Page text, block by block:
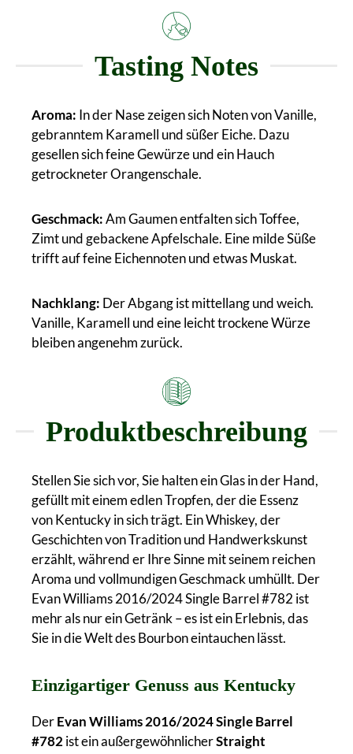
Tasting Notes
Aroma: In der Nase zeigen sich Noten von Vanille,
gebranntem Karamell und süßer Eiche. Dazu
gesellen sich feine Gewürze und ein Hauch
getrockneter Orangenschale.
Geschmack:Am Gaumen entfalten sich Toffee,
Zimt und gebackene Apfelschale. Eine milde Süße
trifft auf feine Eichennoten und etwas Muskat.
Nachklang: Der Abgang ist mittellang und weich.
Vanille, Karamell und eine leicht trockene Würze
bleiben angenehm zurück.
Produktbeschreibung
Stellen Sie sich vor, Sie halten ein Glas in der Hand,
gefüllt mit einem edlen Tropfen, der die Essenz
von Kentucky in sich trägt. Ein Whiskey, der
Geschichten von Tradition und Handwerkskunst
erzählt, während er Ihre Sinne mit seinem reichen
Aroma und vollmundigen Geschmack umhüllt. Der
Evan Williams 2016/2024 Single Barrel #782 ist
mehr als nur ein Getränk – es ist ein Erlebnis, das
Sie in die Welt des Bourbon eintauchen lässt.
Einzigartiger Genuss aus Kentucky
DerEvan Williams 2016/2024 Single Barrel
#782 ist ein außergewöhnlicherStraight